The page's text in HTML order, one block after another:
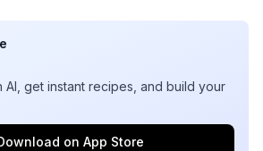
AI, get instant recipes, and build your
on App Store